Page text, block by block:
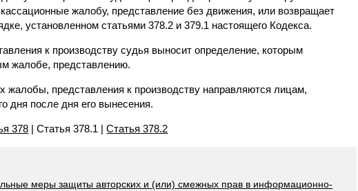
жалобу, представление без движения, или возвращает
установленном статьями 378.2 и 379.1 настоящего Кодекса.
к производству судья выносит определение, которым
жалобе, представлению.
жалобы, представления к производству направляются лицам,
дня после дня его вынесения.
378 | Статья 378.1 |Статья 378.2
меры защиты авторских и (или) смежных прав в информационно-